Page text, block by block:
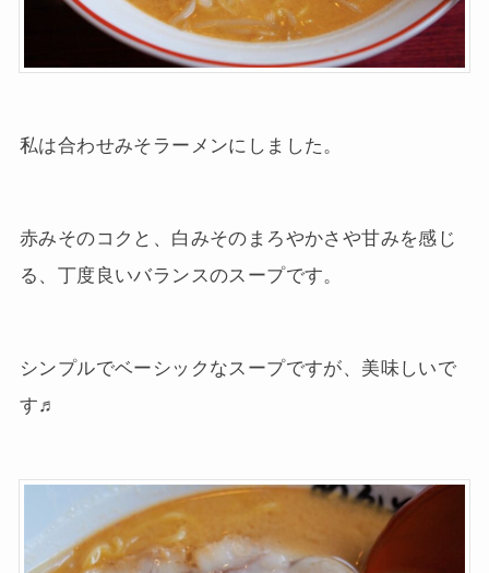
私は合わせみそラーメンにしました。
赤みそのコクと、白みそのまろやかさや甘みを感じ
る、丁度良いバランスのスープです。
シンプルでベーシックなスープですが、美味しいで
す♬